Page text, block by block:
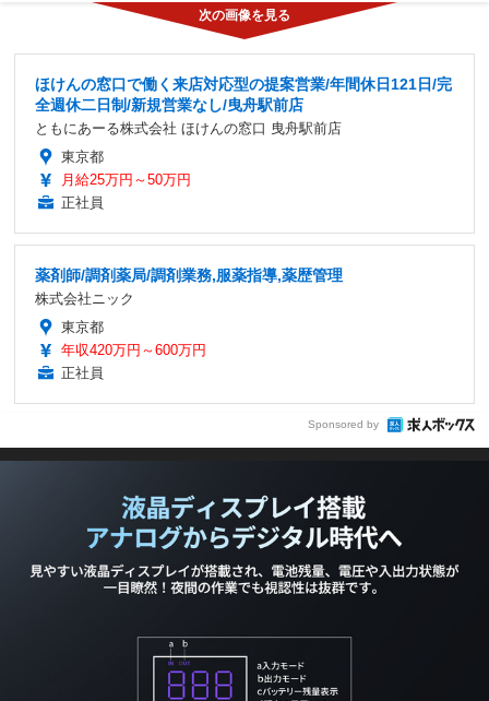
ほけんの窓口で働く来店対応型の提案営業/年間休日121日/完
全週休二日制/新規営業なし/曳舟駅前店
ともにあーる株式会社 ほけんの窓口 曳舟駅前店
東京都
月給25万円～50万円
正社員
薬剤師/調剤薬局/調剤業務,服薬指導,薬歴管理
株式会社ニック
東京都
年収420万円～600万円
正社員
Sponsored by